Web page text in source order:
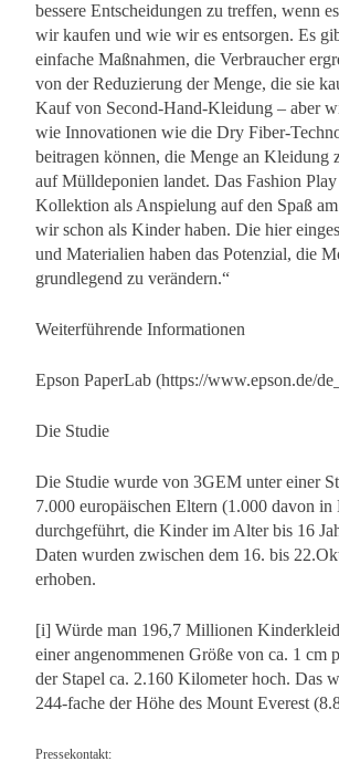
bessere Entscheidungen zu treffen, wenn
wir kaufen und wie wir es entsorgen. Es
einfache Maßnahmen, die Verbraucher
von der Reduzierung der Menge, die sie
Kauf von Second-Hand-Kleidung – aber
wie Innovationen wie die Dry Fiber-
beitragen können, die Menge an Kleidung
auf Mülldeponien landet. Das Fashion
Kollektion als Anspielung auf den Spaß
wir schon als Kinder haben. Die hier
und Materialien haben das Potenzial, die
grundlegend zu verändern.“
Weiterführende Informationen
Epson PaperLab (https://www.epson.de/
Die Studie
Die Studie wurde von 3GEM unter einer
7.000 europäischen Eltern (1.000 davon in
durchgeführt, die Kinder im Alter bis 16
Daten wurden zwischen dem 16. bis
erhoben.
[i] Würde man 196,7 Millionen
einer angenommenen Größe von ca. 1 cm
der Stapel ca. 2.160 Kilometer hoch. Das
244-fache der Höhe des Mount Everest
Pressekontakt: